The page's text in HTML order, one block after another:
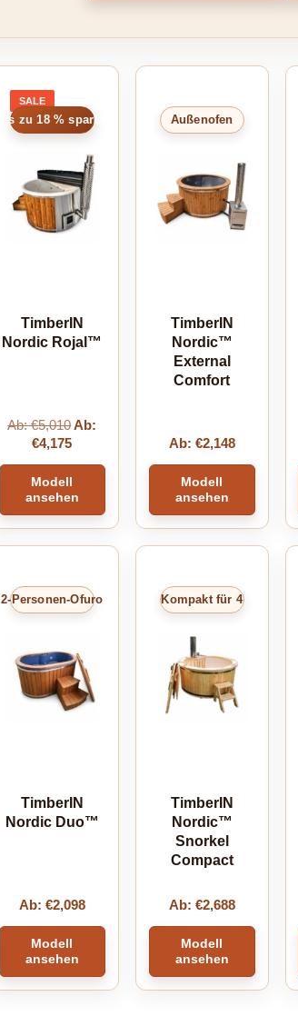
SALEPRODUCT
ON
Bis zu 18 % sparen
TimberIN
Nordic Rojal™
Ab:€5,010Ab:
€4,175
Modell
ansehen
Außenofen
TimberIN
Nordic™
External
Comfort
Ab: €2,148
Modell
ansehen
2-Personen-Ofuro
TimberIN
Nordic Duo™
Ab: €2,098
Modell
ansehen
Kompakt für 4
TimberIN
Nordic™
Snorkel
Compact
Ab: €2,688
Modell
ansehen